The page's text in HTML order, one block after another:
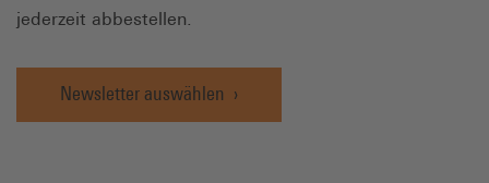
jederzeit abbestellen.
Newsletter auswählen